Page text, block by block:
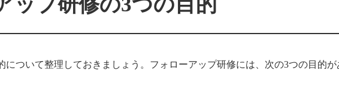
ついて整理しておきましょう。フォローアップ研修には、次の3つの目的が